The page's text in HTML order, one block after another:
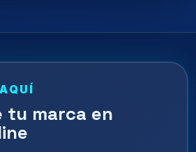
tu marca en